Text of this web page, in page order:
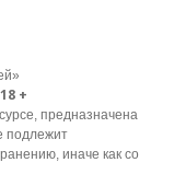
+
предназначена
подлежит
иначе как со